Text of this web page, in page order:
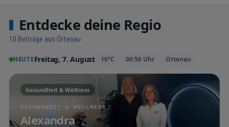
Entdecke deine Regio
10 Beiträge aus Ortenau
HEUTEFreitag, 7. August 16°C 06:56 Uhr Ortenau
Gesundheit & Wellness
GESUNDHEIT & WELLNESS
Alexandra